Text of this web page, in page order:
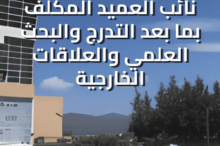
بما بعد التدرج والبحث
العلمي والعلاقات
الخارجية